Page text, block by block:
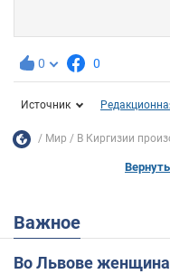
0 0
Источник
Мир В Киргизии
Важное
Во Львове женщина